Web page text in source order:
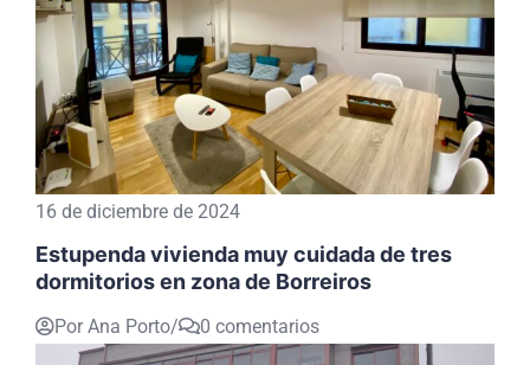
16 de diciembre de 2024
Estupenda vivienda muy cuidada de tres
dormitorios en zona de Borreiros
Por Ana Porto/ 0 comentarios